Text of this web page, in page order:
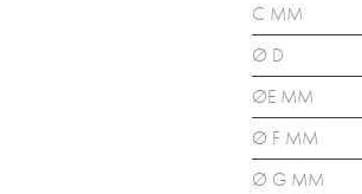
C MM
Ø D
ØE MM
Ø F MM
Ø G MM